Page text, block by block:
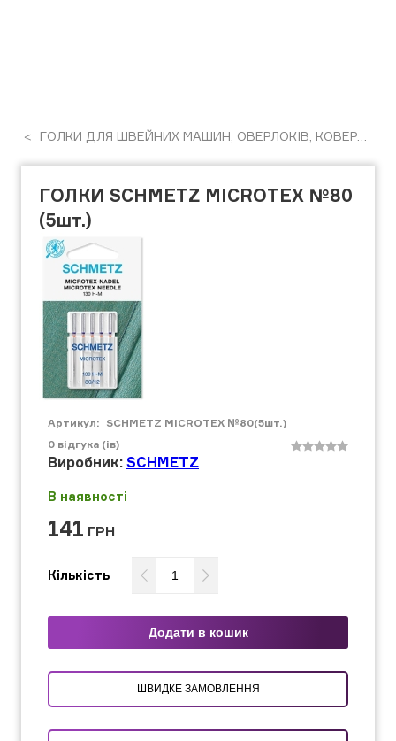
ГОЛКИ ДЛЯ ШВЕЙНИХ МАШИН, ОВЕРЛОКІВ, КОВЕРЛОКІВ, РОЗПОШИВАЛЬНИХ МАШИН
ГОЛКИ SCHMETZ MICROTEX №80
(5шт.)
Артикул: SCHMETZ MICROTEX №80(5шт.)
0 відгука (ів)
Виробник: SCHMETZ
В наявності
141 ГРН
Кількість
Додати в кошик
ШВИДКЕ ЗАМОВЛЕННЯ